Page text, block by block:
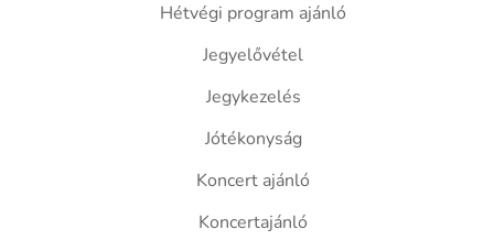
Hétvégi program ajánló
Jegyelővétel
Jegykezelés
Jótékonyság
Koncert ajánló
Koncertajánló